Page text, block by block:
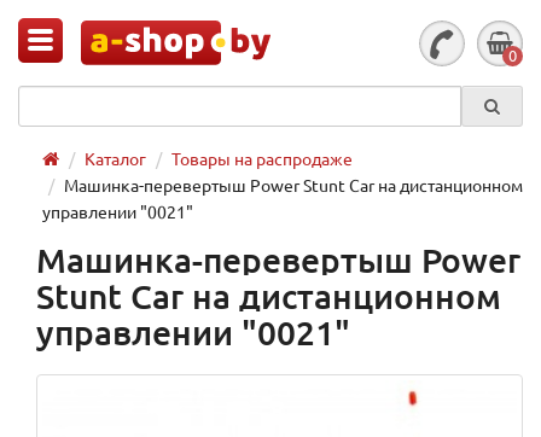
0
Каталог
Товары на распродаже
Машинка-перевертыш Power Stunt Car на дистанционном
управлении "0021"
Машинка-перевертыш Power
Stunt Car на дистанционном
управлении "0021"